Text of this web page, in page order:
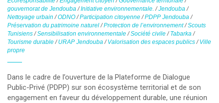
gouvernorat de Jendouba/Initiative environnementale. /Jendouba/
Nettoyage urbain /ODNO/Participation citoyenne/PDPP Jendouba/
Préservation du patrimoine naturel/Protection de l’environnement/Scouts
Tunisiens/Sensibilisation environnementale/Société civile/ Tabarka/
Tourisme durable/ URAP Jendouba/ Valorisation des espaces publics/ Ville
propre
Dans le cadre de l’ouverture de la Plateforme de Dialogue
Public-Privé (PDPP) sur son écosystème territorial et de son
engagement en faveur du développement durable, une réunion